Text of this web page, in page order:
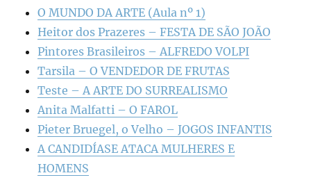
O MUNDO DA ARTE (Aula nº 1)
Heitor dos Prazeres – FESTA DE SÃO JOÃO
Pintores Brasileiros – ALFREDO VOLPI
Tarsila – O VENDEDOR DE FRUTAS
Teste – A ARTE DO SURREALISMO
Anita Malfatti – O FAROL
Pieter Bruegel, o Velho – JOGOS INFANTIS
A CANDIDÍASE ATACA MULHERES E
HOMENS